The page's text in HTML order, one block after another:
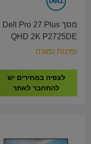
מסך Dell Pro 27 Plus
QHD 2K P2725DE
USB-C Hub HDMI, DP,
זמינות נמוכה
לצפיה במחירים יש
להתחבר לאתר